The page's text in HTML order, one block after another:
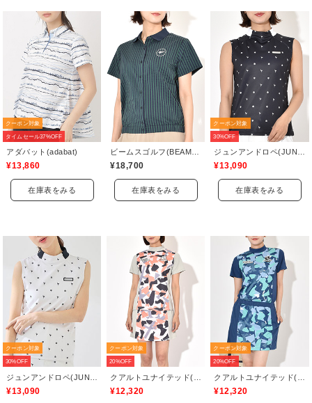
クーポン対象
タイムセール37%OFF
アダバット(adabat)
¥13,860
在庫表をみる
¥18,700
在庫表をみる
クーポン対象
30%OFF
¥13,090
在庫表をみる
クーポン対象
30%OFF
¥13,090
クーポン対象
20%OFF
¥12,320
クーポン対象
20%OFF
¥12,320